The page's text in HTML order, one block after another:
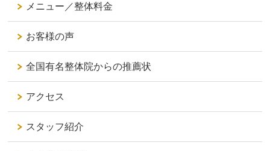
メニュー／整体料金
お客様の声
全国有名整体院からの推薦状
アクセス
スタッフ紹介